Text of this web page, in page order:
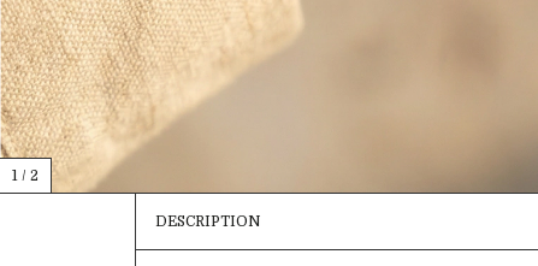
1 / 2
DESCRIPTION